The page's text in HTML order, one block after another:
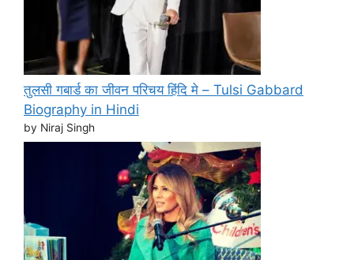
तुलसी गबार्ड का जीवन परिचय हिंदि मे – Tulsi Gabbard
Biography in Hindi
by Niraj Singh